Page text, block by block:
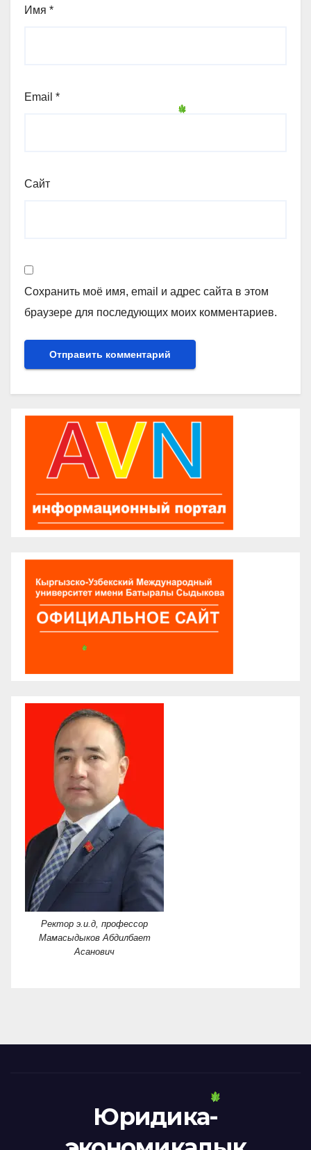
Имя *
Email *
Сайт
Сохранить моё имя, email и адрес сайта в этом
браузере для последующих моих комментариев.
Ректор э.и.д, профессор
Мамасыдыков Абдилбает
Асанович
Юридика-